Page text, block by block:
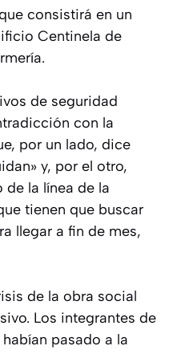
consistirá en un
Centinela de
de seguridad
con la
por un lado, dice
y, por el otro,
la línea de la
tienen que buscar
llegar a fin de mes,
de la obra social
Los integrantes de
pasado a la